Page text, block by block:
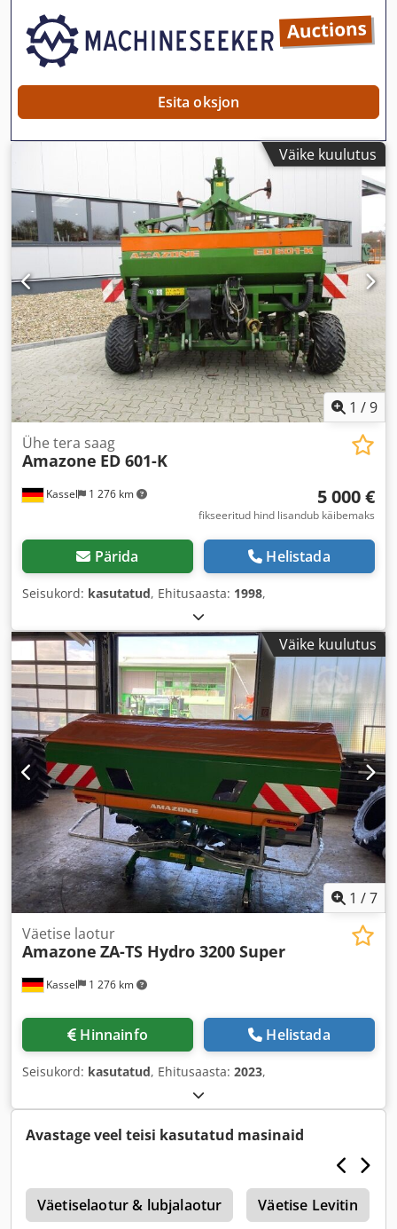
Esita oksjon
Väike kuulutus
1 /9
Kassel 1 276 km
Ühe tera saag
Amazone ED 601-K
5 000 €
fikseeritud hind lisandub käibemaks
Pärida Helistada
Seisukord: kasutatud, Ehitusaasta: 1998,
Väike kuulutus
1 /7
Kassel 1 276 km
Väetise laotur
Amazone ZA-TS Hydro 3200 Super
Hinnainfo Helistada
Seisukord: kasutatud, Ehitusaasta: 2023,
Avastage veel teisi kasutatud masinaid
Väetiselaotur & lubjalaotur Väetise Levitin